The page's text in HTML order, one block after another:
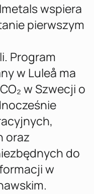
wspiera
pierwszym
Program
w Luleå ma
w Szwecji o
oraz
do
w